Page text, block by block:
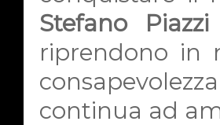
Stefano Piazzi
riprendono in
continua ad